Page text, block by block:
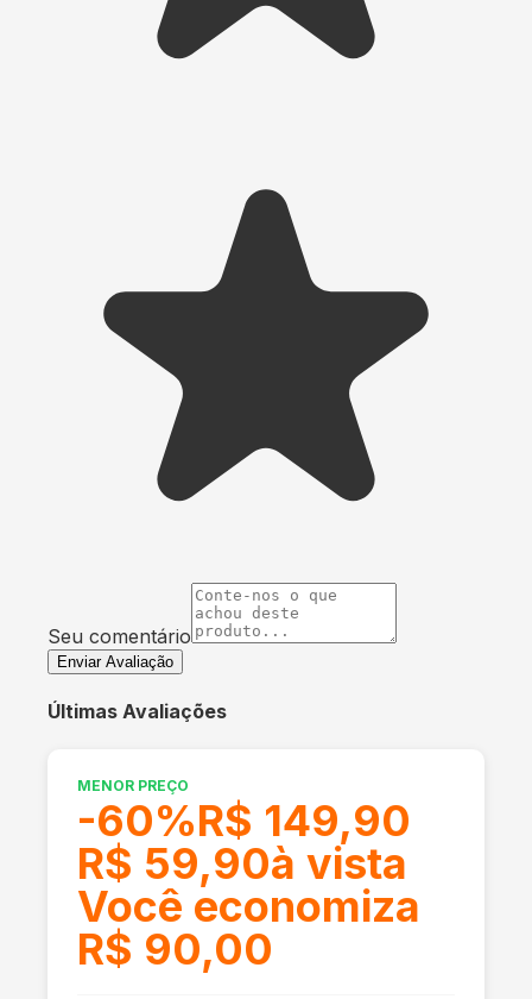
Seu comentário
Enviar Avaliação
Últimas Avaliações
MENOR PREÇO
-60%R$ 149,90
R$ 59,90à vista
Você economiza
R$ 90,00